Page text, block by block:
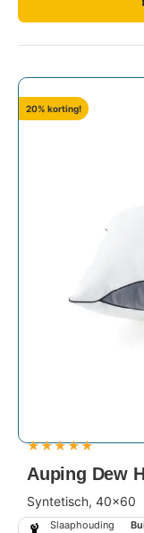
20% korting!
★★★★★
Auping Dew
Syntetisch, 40x60
Slaaphouding